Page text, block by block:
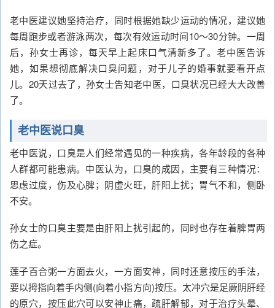
老中医建议她坚持治疗，同时根据她缺少运动的情况，建议她
每周跑步或者游泳两次，每次有效运动时间10～30分钟。一周
后，孙女士再诊，每天早上起床口气清新多了。老中医告诉
她，如果想彻底解决口臭问题，对于儿子的婚事就要看开点
儿。20天过去了，孙女士告知老中医，口臭状况已经大大改善
了。
老中医说口臭
老中医说，口臭是人们经常遇见的一种疾病，各年龄段的各种
人群都可能患病。中医认为，口臭的成因，主要有三种情况：
思虑过度，伤及心脾；阴虚火旺，肝阳上扰；胃气不和，侧卧
不安。
孙女士的口臭主要是由肝阳上扰引起的，同时也存在着脾胃两
伤之症。
莲子百合粥一方面去火，一方面安神，同时还意按压的手法，
要以拇指向着手内侧(向着小指方向)按压。太冲穴是足厥阴肝经
的原穴，按压此穴可以安神止痛，疏肝解郁，对于治疗头晕、